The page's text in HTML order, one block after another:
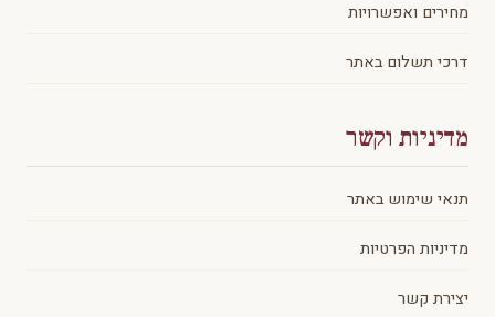
מחירים ואפשרויות
דרכי תשלום באתר
מדיניות וקשר
תנאי שימוש באתר
מדיניות הפרטיות
יצירת קשר